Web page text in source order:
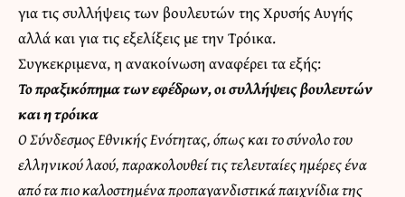
για τις συλλήψεις των βουλευτών της Χρυσής Αυγής
αλλά και για τις εξελίξεις με την Τρόικα.
Συγκεκριμενα, η ανακοίνωση αναφέρει τα εξής:
Το πραξικόπημα των εφέδρων, οι συλλήψεις βουλευτών
και η τρόικα
Ο Σύνδεσμος Εθνικής Ενότητας, όπως και το σύνολο του
ελληνικού λαού, παρακολουθεί τις τελευταίες ημέρες ένα
από τα πιο καλοστημένα προπαγανδιστικά παιχνίδια της